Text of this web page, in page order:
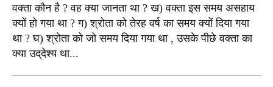
वक्‍ता कौन है ? वह क्‍या जानता था ? ख) वक्‍ता इस समय असहाय
क्यों हो गया था ? ग) श्रोता को तेरह वर्ष का समय क्‍यों दिया गया
था ? घ) श्रोता को जो समय दिया गया था , उसके पीछे वक्‍ता का
क्‍या उद्‌देश्‍य था...